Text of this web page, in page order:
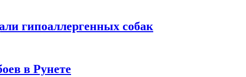
гипоаллергенных собак
в Рунете